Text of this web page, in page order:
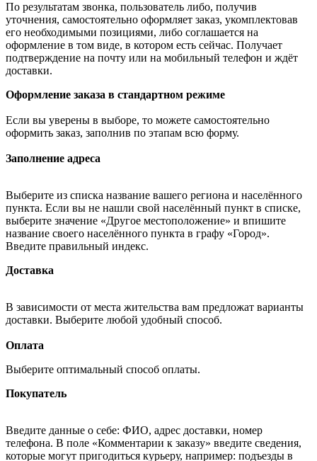
По результатам звонка, пользователь либо, получив
уточнения, самостоятельно оформляет заказ, укомплектовав
его необходимыми позициями, либо соглашается на
оформление в том виде, в котором есть сейчас. Получает
подтверждение на почту или на мобильный телефон и ждёт
доставки.
Оформление заказа в стандартном режиме
Если вы уверены в выборе, то можете самостоятельно
оформить заказ, заполнив по этапам всю форму.
Заполнение адреса
Выберите из списка название вашего региона и населённого
пункта. Если вы не нашли свой населённый пункт в списке,
выберите значение «Другое местоположение» и впишите
название своего населённого пункта в графу «Город».
Введите правильный индекс.
Доставка
В зависимости от места жительства вам предложат варианты
доставки. Выберите любой удобный способ.
Оплата
Выберите оптимальный способ оплаты.
Покупатель
Введите данные о себе: ФИО, адрес доставки, номер
телефона. В поле «Комментарии к заказу» введите сведения,
которые могут пригодиться курьеру, например: подъезды в